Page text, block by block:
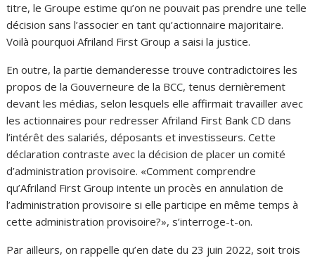
titre, le Groupe estime qu’on ne pouvait pas prendre une telle
décision sans l’associer en tant qu’actionnaire majoritaire.
Voilà pourquoi Afriland First Group a saisi la justice.
En outre, la partie demanderesse trouve contradictoires les
propos de la Gouverneure de la BCC, tenus dernièrement
devant les médias, selon lesquels elle affirmait travailler avec
les actionnaires pour redresser Afriland First Bank CD dans
l’intérêt des salariés, déposants et investisseurs. Cette
déclaration contraste avec la décision de placer un comité
d’administration provisoire. «Comment comprendre
qu’Afriland First Group intente un procès en annulation de
l’administration provisoire si elle participe en même temps à
cette administration provisoire?», s’interroge-t-on.
Par ailleurs, on rappelle qu’en date du 23 juin 2022, soit trois